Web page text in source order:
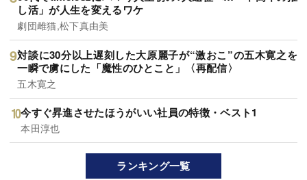
し活」が人生を変えるワケ
劇団雌猫,松下真由美
対談に30分以上遅刻した大原麗子が“激おこ”の五木寛之を
一瞬で虜にした「魔性のひとこと」〈再配信〉
五木寛之
今すぐ昇進させたほうがいい社員の特徴・ベスト1
本田淳也
ランキング一覧